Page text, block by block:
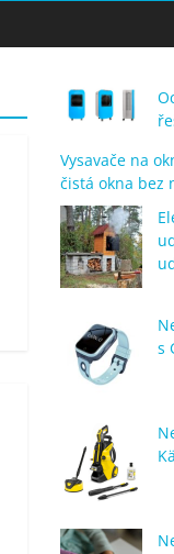
Vysavače na
čistá okna bez
s